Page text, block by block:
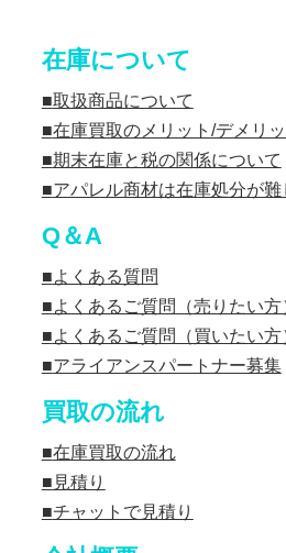
在庫について
取扱商品について
在庫買取のメリット/デメリッ
期末在庫と税の関係について
アパレル商材は在庫処分が難
Q＆A
よくある質問
よくあるご質問（売りたい方
よくあるご質問（買いたい方
アライアンスパートナー募集
買取の流れ
在庫買取の流れ
見積り
チャットで見積り